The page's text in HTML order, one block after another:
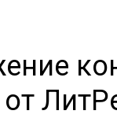
от